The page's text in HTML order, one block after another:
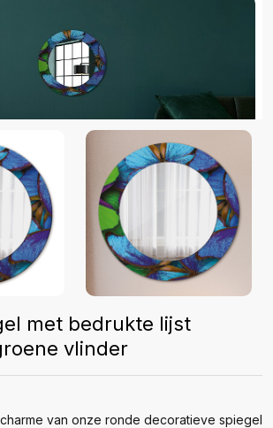
met bedrukte lijst
vlinder
van onze ronde decoratieve spiegel